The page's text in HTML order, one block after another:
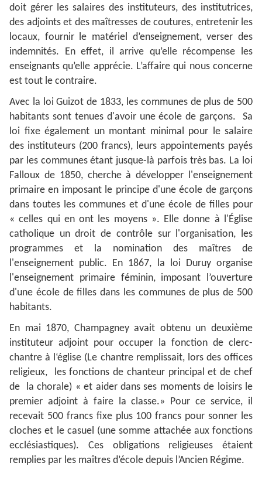
doit gérer les salaires des instituteurs, des institutrices,
des adjoints et des maîtresses de coutures, entretenir les
locaux, fournir le matériel d’enseignement, verser des
indemnités. En effet, il arrive qu’elle récompense les
enseignants qu’elle apprécie. L’affaire qui nous concerne
est tout le contraire.
Avec la loi Guizot de 1833, les communesde plus de 500
habitants sont tenues d'avoir une école de garçons. Sa
loi fixe également un montant minimal pour le salaire
des instituteurs (200 francs), leurs appointements payés
par les communes étant jusque-là parfois très bas. La loi
Falloux de 1850, cherche à développer l'enseignement
primaire en imposant le principe d'une école de garçons
dans toutes les communes et d'une école de filles pour
« celles qui en ont les moyens ». Elle donne à l'Église
catholique un droit de contrôle sur l'organisation, les
programmes et la nomination des maîtres de
l'enseignement public. En 1867, la loi Duruyorganise
l'enseignement primaire féminin, imposant l’ouverture
d'une école de filles dans les communes de plus de 500
habitants.
En mai 1870, Champagney avait obtenu un deuxième
instituteur adjoint pour occuper la fonction de clerc-
chantre à l‘église (Le chantre remplissait, lors des offices
religieux, les fonctions de chanteur principal et de chef
de la chorale) « et aider dans ses moments de loisirs le
premier adjoint à faire la classe.» Pour ce service, il
recevait 500 francs fixe plus 100 francs pour sonner les
cloches et le casuel (une somme attachée aux fonctions
ecclésiastiques). Ces obligations religieuses étaient
remplies par les maîtres d’école depuis l’Ancien Régime.